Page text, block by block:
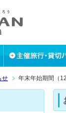
せ 年末年始期間（